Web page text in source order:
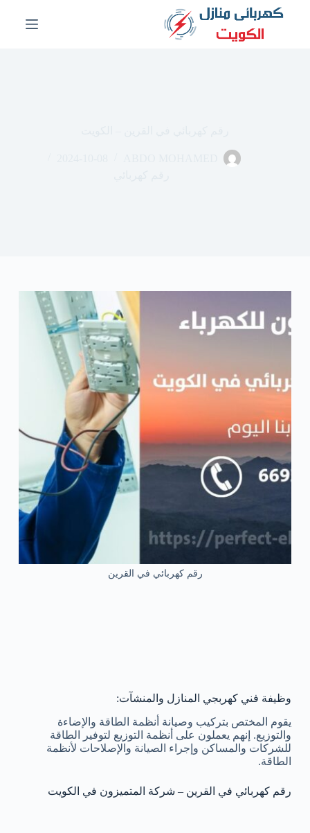
رقم كهربائي في القرين
وظيفة فني كهربجي المنازل والمنشآت:
يقوم المختص بتركيب وصيانة أنظمة الطاقة والإضاءة
والتوزيع. إنهم يعملون على أنظمة التوزيع لتوفير الطاقة
للشركات والمساكن وإجراء الصيانة والإصلاحات لأنظمة
الطاقة.
رقم كهربائي في القرين – شركة المتميزون في الكويت